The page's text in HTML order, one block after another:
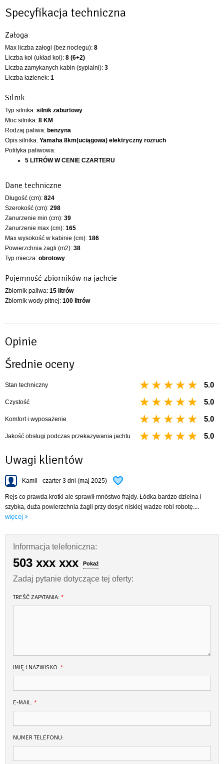
Specyfikacja techniczna
Załoga
Max liczba załogi (bez noclegu): 8
Liczba koi (układ koi): 8 (6+2)
Liczba zamykanych kabin (sypialni): 3
Liczba łazienek: 1
Silnik
Typ silnika: silnik zaburtowy
Moc silnika: 8 KM
Rodzaj paliwa: benzyna
Opis silnika: Yamaha 8km(uciągowa) elektryczny rozruch
Polityka paliwowa:
5 LITRÓW W CENIE CZARTERU
Dane techniczne
Długość (cm): 824
Szerokość (cm): 298
Zanurzenie min (cm): 39
Zanurzenie max (cm): 165
Max wysokość w kabinie (cm): 186
Powierzchnia żagli (m2): 38
Typ miecza: obrotowy
Pojemność zbiorników na jachcie
Zbiornik paliwa: 15 litrów
Zbiornik wody pitnej: 100 litrów
Opinie
Średnie oceny
Stan techniczny 5.0
Czystość 5.0
Komfort i wyposażenie 5.0
Jakość obsługi podczas przekazywania jachtu 5.0
Uwagi klientów
Kamil - czarter 3 dni (maj 2025)
Rejs co prawda krotki ale sprawił mnóstwo frajdy. Łódka bardzo dzielna i
szybka, duża powierzchnia żagli przy dosyć niskiej wadze robi robotę....
więcej
Informacja telefoniczna:
503 xxx xxx Pokaż
Zadaj pytanie dotyczące tej oferty:
TREŚĆ ZAPYTANIA: *
IMIĘ I NAZWISKO: *
E-MAIL: *
NUMER TELEFONU: